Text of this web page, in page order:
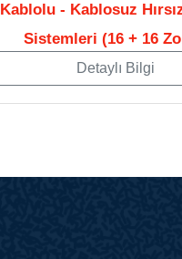
Kablolu - Kablosuz
Sistemleri (16 + 16
Detaylı Bilgi